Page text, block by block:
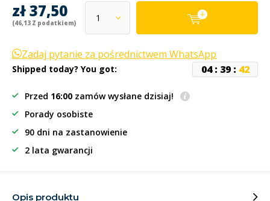
zł 37,50
(46,13 Z podatkiem)
Zadaj pytanie za pośrednictwem WhatsApp
Shipped today? You got: 04: 39: 42
Przed 16:00 zamów wysłane dzisiaj!
Porady osobiste
90 dni na zastanowienie
2 lata gwarancji
Opis produktu